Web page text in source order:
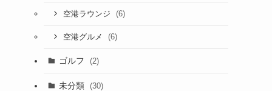
空港ラウンジ (6)
空港グルメ (6)
ゴルフ (2)
未分類 (30)